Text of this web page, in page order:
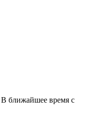
ближайшее время с